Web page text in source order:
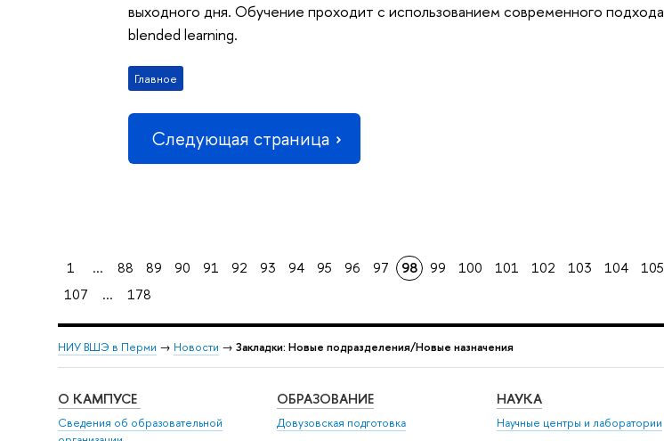
выходного дня. Обучение проходит с использованием современного подхода
blended learning.
Главное
Следующая страница
1 ... 88 89 90 91 92 93 94 95 96 97 98 99 100 101 102 103 104 105
107
... 178
НИУ ВШЭ в Перми → Новости → Закладки: Новые подразделения/Новые назначения
О КАМПУСЕ
Сведения об образовательной
ОБРАЗОВАНИЕ
Довузовская подготовка
НАУКА
Научные центры и лаборатории